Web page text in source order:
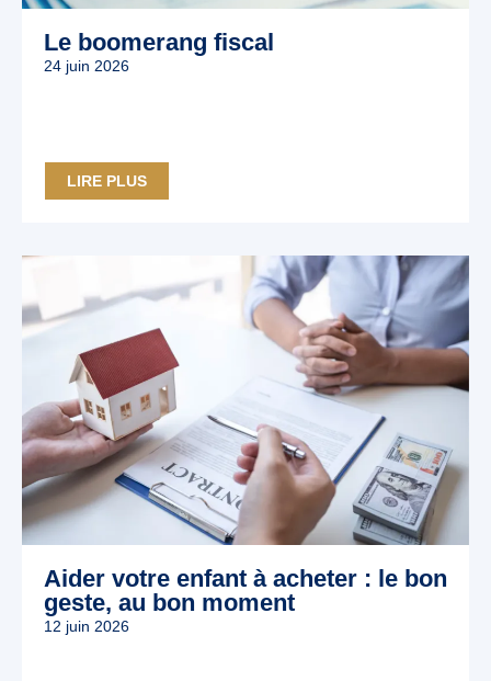
Le boomerang fiscal
24 juin 2026
LIRE PLUS
Aider votre enfant à acheter : le bon
geste, au bon moment
12 juin 2026